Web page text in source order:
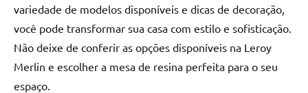
de
tampinhas
resinadas.
variedade de modelos disponíveis e dicas de decoração,
você pode transformar sua casa com estilo e sofisticação.
Não deixe de conferir as opções disponíveis na Leroy
Merlin e escolher a mesa de resina perfeita para o seu
espaço.